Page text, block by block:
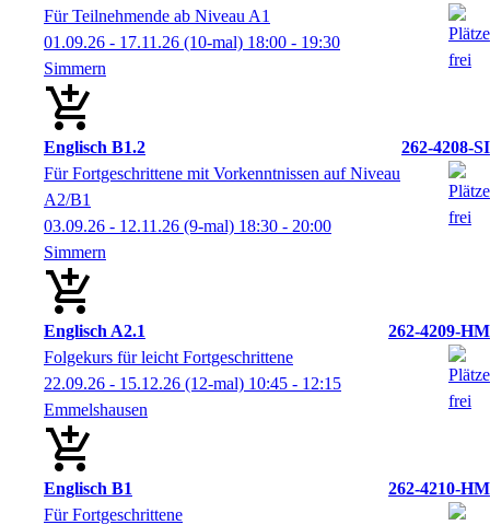
Für Teilnehmende ab Niveau A1
01.09.26 - 17.11.26 (10-mal) 18:00 - 19:30
Simmern
Englisch B1.2
262-4208-SI
Für Fortgeschrittene mit Vorkenntnissen auf Niveau
A2/B1
03.09.26 - 12.11.26 (9-mal) 18:30 - 20:00
Simmern
Englisch A2.1
262-4209-HM
Folgekurs für leicht Fortgeschrittene
22.09.26 - 15.12.26 (12-mal) 10:45 - 12:15
Emmelshausen
Englisch B1
262-4210-HM
Für Fortgeschrittene